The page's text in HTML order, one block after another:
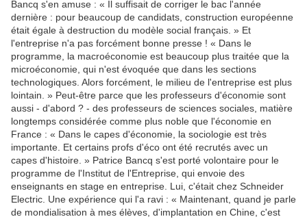
Bancq s'en amuse : « Il suffisait de corriger le bac l'année
dernière : pour beaucoup de candidats, construction européenne
était égale à destruction du modèle social français. » Et
l'entreprise n'a pas forcément bonne presse ! « Dans le
programme, la macroéconomie est beaucoup plus traitée que la
microéconomie, qui n'est évoquée que dans les sections
technologiques. Alors forcément, le milieu de l'entreprise est plus
lointain. » Peut-être parce que les professeurs d'économie sont
aussi - d'abord ? - des professeurs de sciences sociales, matière
longtemps considérée comme plus noble que l'économie en
France : « Dans le capes d'économie, la sociologie est très
importante. Et certains profs d'éco ont été recrutés avec un
capes d'histoire. » Patrice Bancq s'est porté volontaire pour le
programme de l'Institut de l'Entreprise, qui envoie des
enseignants en stage en entreprise. Lui, c'était chez Schneider
Electric. Une expérience qui l'a ravi : « Maintenant, quand je parle
de mondialisation à mes élèves, d'implantation en Chine, c'est